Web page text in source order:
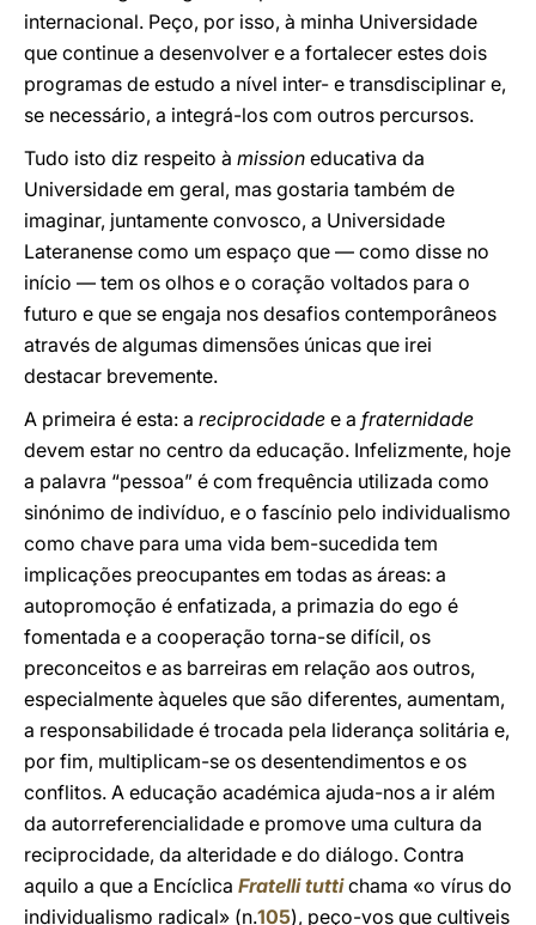
internacional. Peço, por isso, à minha Universidade
que continue a desenvolver e a fortalecer estes dois
programas de estudo a nível inter- e transdisciplinar e,
se necessário, a integrá-los com outros percursos.
Tudo isto diz respeito à mission educativa da
Universidade em geral, mas gostaria também de
imaginar, juntamente convosco, a Universidade
Lateranense como um espaço que — como disse no
início — tem os olhos e o coração voltados para o
futuro e que se engaja nos desafios contemporâneos
através de algumas dimensões únicas que irei
destacar brevemente.
A primeira é esta: a reciprocidade e a fraternidade
devem estar no centro da educação. Infelizmente, hoje
a palavra “pessoa” é com frequência utilizada como
sinónimo de indivíduo, e o fascínio pelo individualismo
como chave para uma vida bem-sucedida tem
implicações preocupantes em todas as áreas: a
autopromoção é enfatizada, a primazia do ego é
fomentada e a cooperação torna-se difícil, os
preconceitos e as barreiras em relação aos outros,
especialmente àqueles que são diferentes, aumentam,
a responsabilidade é trocada pela liderança solitária e,
por fim, multiplicam-se os desentendimentos e os
conflitos. A educação académica ajuda-nos a ir além
da autorreferencialidade e promove uma cultura da
reciprocidade, da alteridade e do diálogo. Contra
aquilo a que a Encíclica Fratelli tuttichama «o vírus do
individualismo radical» (n.105), peço-vos que cultiveis